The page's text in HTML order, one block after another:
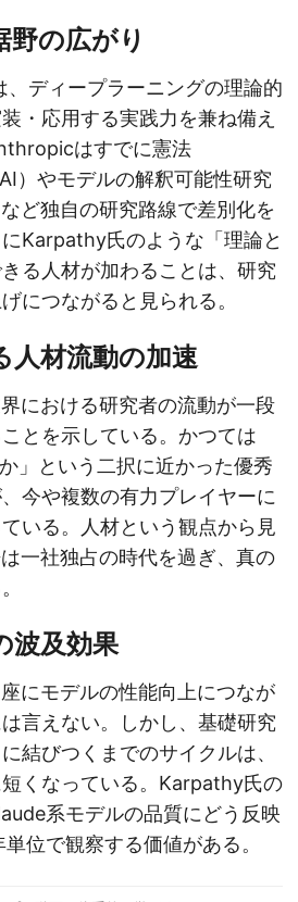
野の広がり
ディープラーニングの理論的
・応用する実践力を兼ね備え
はすでに憲法
）やモデルの解釈可能性研究
ど独自の研究路線で差別化を
Karpathy氏のような「理論と
る人材が加わることは、研究
につながると見られる。
人材流動の加速
における研究者の流動が一段
とを示している。かつては
」という二択に近かった優秀
今や複数の有力プレイヤーに
いる。人材という観点から見
一社独占の時代を過ぎ、真の
波及効果
にモデルの性能向上につなが
言えない。しかし、基礎研究
結びつくまでのサイクルは、
くなっている。Karpathy氏の
系モデルの品質にどう反映
位で観察する価値がある。